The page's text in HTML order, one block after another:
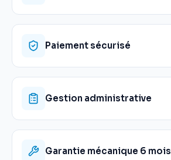
Paiement sécurisé
Gestion administrative
Garantie mécanique 6 mois